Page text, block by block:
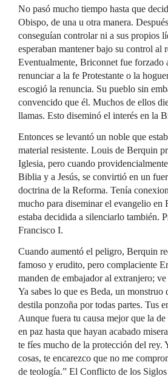
No pasó mucho tiempo hasta que
Obispo, de una u otra manera.
conseguían controlar ni a sus propios
esperaban mantener bajo su control al
Eventualmente, Briconnet fue forzado
renunciar a la fe Protestante o la
escogió la renuncia. Su pueblo sin
convencido que él. Muchos de ellos
llamas. Esto diseminó el interés en la
Entonces se levantó un noble que
material resistente. Louis de Berquin
Iglesia, pero cuando
Biblia y a Jesús, se convirtió en un
doctrina de la Reforma. Tenía
mucho para diseminar el evangelio en
estaba decidida a silenciarlo también.
Francisco I.
Cuando aumentó el peligro, Berquin
famoso y erudito, pero complaciente
manden de embajador al extranjero;
Ya sabes lo que es Beda, un monstruo
destila ponzoña por todas partes. Tus
Aunque fuera tu causa mejor que la
en paz hasta que hayan acabado
te fíes mucho de la protección del rey.
cosas, te encarezco que no me
de teología.” El Conflicto de los